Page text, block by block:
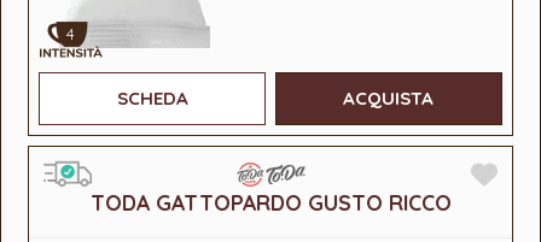
4
SCHEDA ACQUISTA
TODA GATTOPARDO GUSTO RICCO